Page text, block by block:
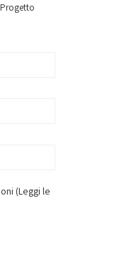
(Leggi le